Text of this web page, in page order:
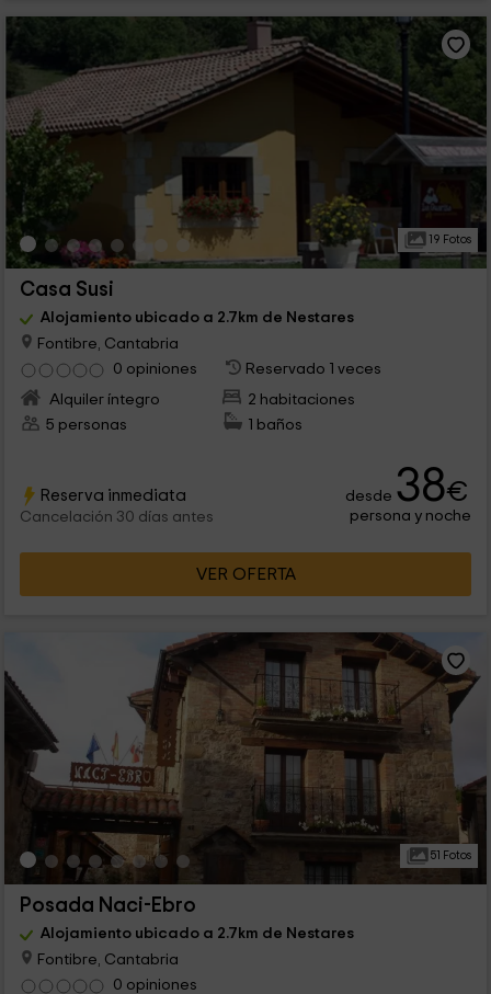
19 Fotos
Casa Susi
Alojamiento ubicado a 2.7km de Nestares
Fontibre, Cantabria
0 opiniones
Reservado 1 veces
Alquiler íntegro
2 habitaciones
5 personas
1 baños
Reserva inmediata
Cancelación 30 días antes
desde 38€
persona y noche
VER OFERTA
51 Fotos
Posada Naci-Ebro
Alojamiento ubicado a 2.7km de Nestares
Fontibre, Cantabria
0 opiniones